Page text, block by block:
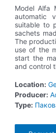
Model Alfa
automatic
suitable to
sachets
The
use of the
start the
and control
Location:
Producer:
Type: